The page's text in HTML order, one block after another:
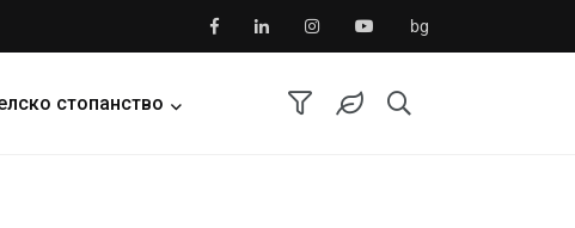
bg
стопанство